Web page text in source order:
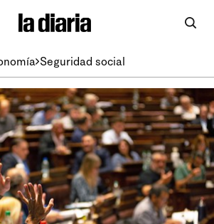
Seguridad social